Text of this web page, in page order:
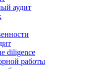
аудит
diligence
работы